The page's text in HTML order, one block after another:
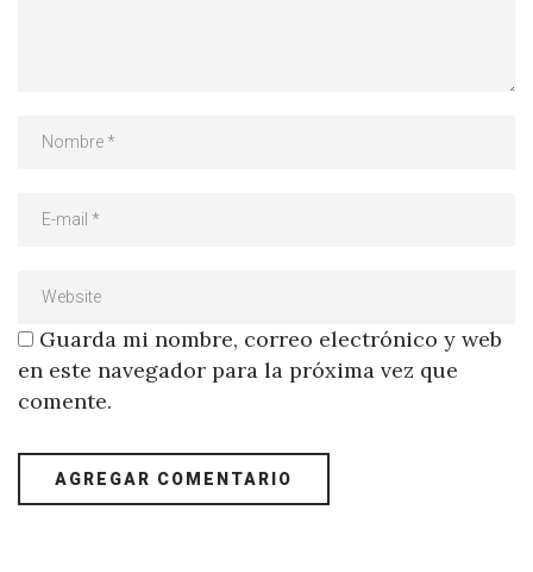
Guarda mi nombre, correo electrónico y web
en este navegador para la próxima vez que
comente.